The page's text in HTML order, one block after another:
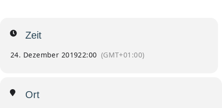
Zeit
24. Dezember 201922:00 (GMT+01:00)
Ort